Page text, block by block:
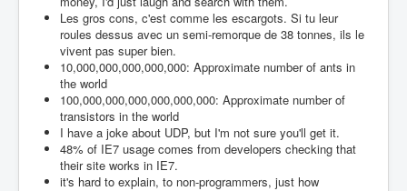
Les gros cons, c'est comme les escargots. Si tu leur
roules dessus avec un semi-remorque de 38 tonnes, ils le
vivent pas super bien.
10,000,000,000,000,000: Approximate number of ants in
the world
100,000,000,000,000,000,000: Approximate number of
transistors in the world
I have a joke about UDP, but I'm not sure you'll get it.
48% of IE7 usage comes from developers checking that
their site works in IE7.
it's hard to explain, to non-programmers, just how